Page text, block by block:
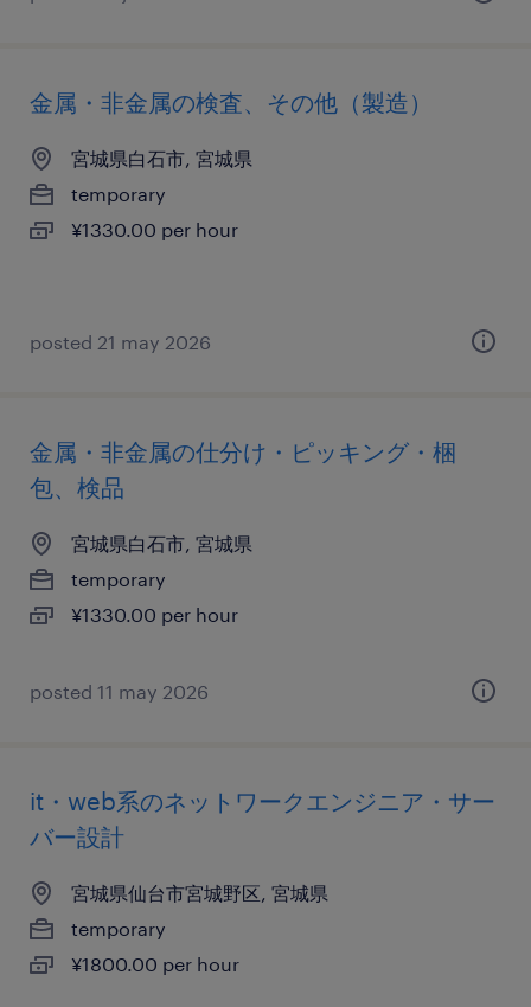
金属・非金属の検査、その他（製造）
宮城県白石市, 宮城県
temporary
¥1330.00 per hour
posted 21 may 2026
金属・非金属の仕分け・ピッキング・梱
包、検品
宮城県白石市, 宮城県
temporary
¥1330.00 per hour
posted 11 may 2026
it・web系のネットワークエンジニア・サー
バー設計
宮城県仙台市宮城野区, 宮城県
temporary
¥1800.00 per hour